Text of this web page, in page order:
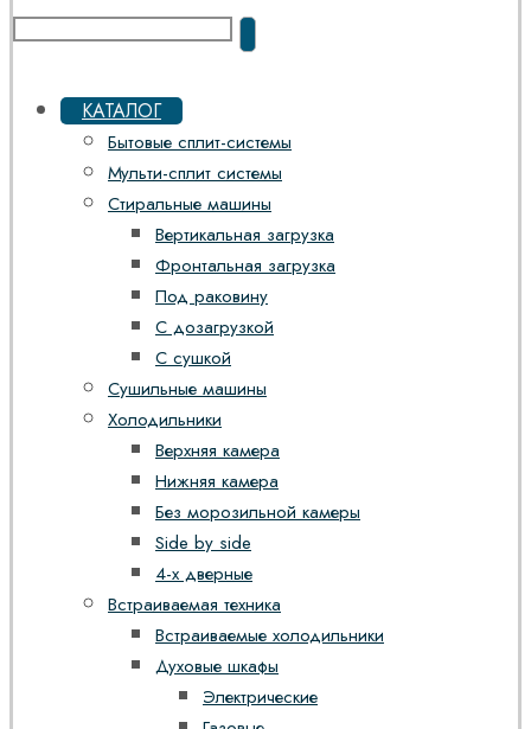
КАТАЛОГ
Бытовые сплит-системы
Мульти-сплит системы
Стиральные машины
Вертикальная загрузка
Фронтальная загрузка
Под раковину
С дозагрузкой
С сушкой
Сушильные машины
Холодильники
Верхняя камера
Нижняя камера
Без морозильной камеры
Side by side
4-х дверные
Встраиваемая техника
Встраиваемые холодильники
Духовые шкафы
Электрические